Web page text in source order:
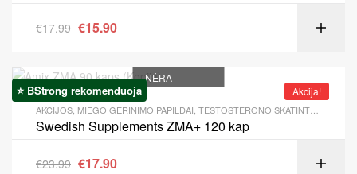
€17.99 €15.90
⭐ BStrong rekomenduoja Akcija!
NĖRA
AKCIJOS, MIEGO GERINIMO PAPILDAI, TESTOSTERONO SKATINTOJAI
Swedish Supplements ZMA+ 120 kap
€23.99 €17.90